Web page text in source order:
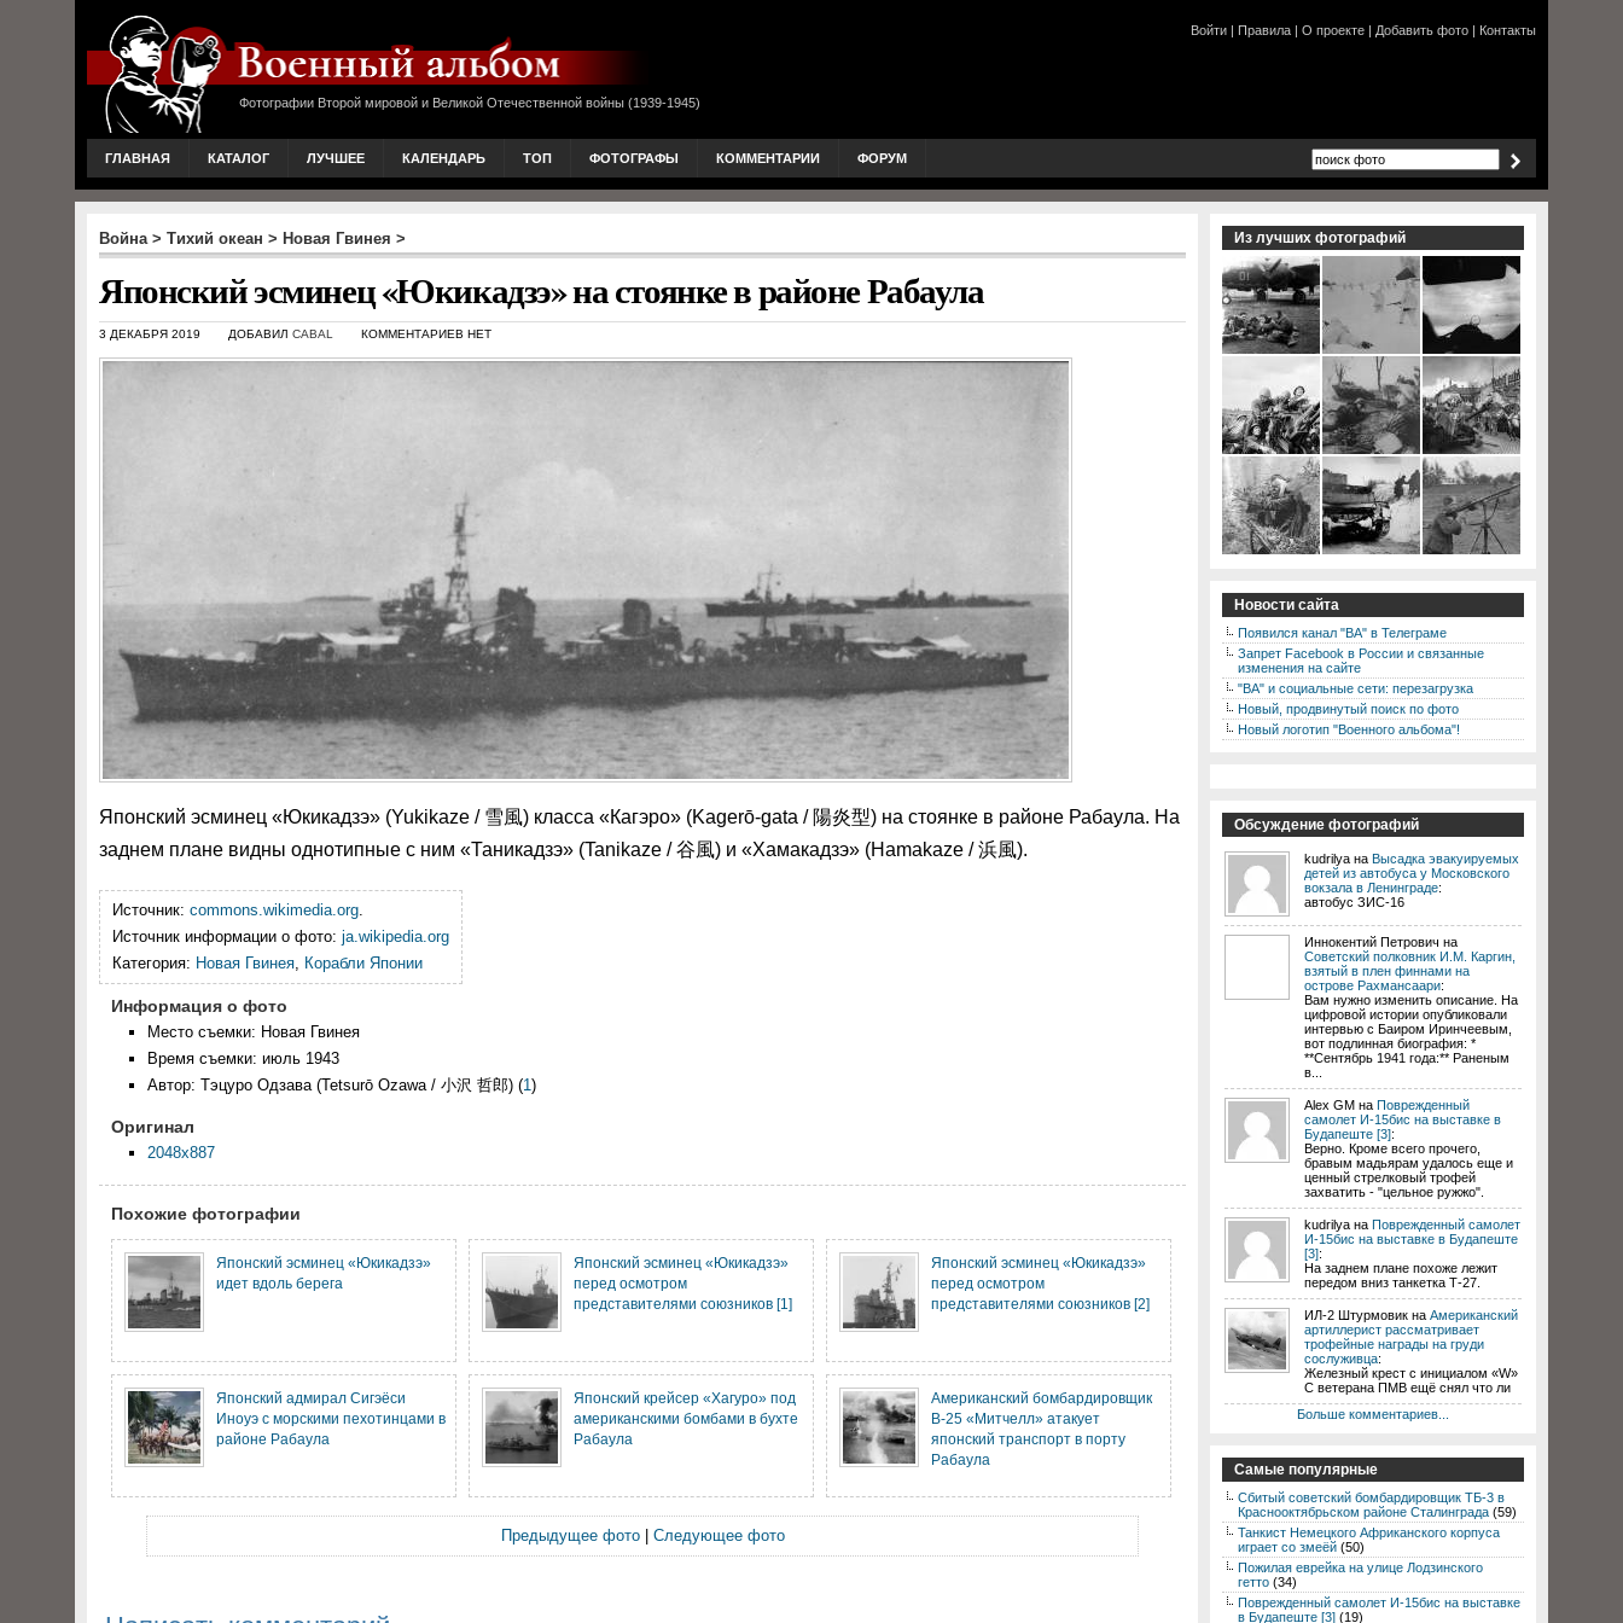
Фотографии Второй мировой и Великой Отечественной войны (1939-1945)
Войти | Правила | О проекте | Добавить фото | Контакты
ГЛАВНАЯ КАТАЛОГ ЛУЧШЕЕ КАЛЕНДАРЬ ТОП ФОТОГРАФЫ КОММЕНТАРИИ ФОРУМ
Война> Тихий океан > Новая Гвинея >
Японский эсминец «Юкикадзэ» на стоянке в районе Рабаула
3 ДЕКАБРЯ 2019 ДОБАВИЛ CABAL КОММЕНТАРИЕВ НЕТ
Японский эсминец «Юкикадзэ» (Yukikaze / 雪風) класса «Кагэро» (Kagerō-gata / 陽炎型) на стоянке в районе Рабаула. На
заднем плане видны однотипные с ним «Таникадзэ» (Tanikaze / 谷風) и «Хамакадзэ» (Hamakaze / 浜風).
Источник: commons.wikimedia.org.
Источник информации о фото: ja.wikipedia.org
Категория: Новая Гвинея, Корабли Японии
Информация о фото
Место съемки: Новая Гвинея
Время съемки: июль 1943
Автор: Тэцуро Одзава (Tetsurō Ozawa / 小沢 哲郎) (1)
Оригинал
2048x887
Похожие фотографии
Японский эсминец «Юкикадзэ»
идет вдоль берега
Японский эсминец «Юкикадзэ»
перед осмотром
представителями союзников [1]
Японский эсминец «Юкикадзэ»
перед осмотром
представителями союзников [2]
Японский адмирал Сигэёси
Иноуэ с морскими пехотинцами в
районе Рабаула
Японский крейсер «Хагуро» под
американскими бомбами в бухте
Рабаула
Американский бомбардировщик
B-25 «Митчелл» атакует
японский транспорт в порту
Рабаула
Предыдущее фото| Следующее фото
Из лучших фотографий
Новости сайта
Появился канал "ВА" в Телеграме
Запрет Facebook в России и связанные
изменения на сайте
"ВА" и социальные сети: перезагрузка
Новый, продвинутый поиск по фото
Новый логотип "Военного альбома"!
Обсуждение фотографий
kudrilya на Высадка эвакуируемых
детей из автобуса у Московского
вокзала в Ленинграде:
автобус ЗИС-16
Иннокентий Петрович на
Советский полковник И.М. Каргин,
взятый в плен финнами на
острове Рахмансаари:
Вам нужно изменить описание. На
цифровой истории опубликовали
интервью с Баиром Иринчеевым,
вот подлинная биография: *
**Сентябрь 1941 года:** Раненым
в...
Alex GM на Поврежденный
самолет И-15бис на выставке в
Будапеште [3]:
Верно. Кроме всего прочего,
бравым мадьярам удалось еще и
ценный стрелковый трофей
захватить - "цельное ружжо".
kudrilya на Поврежденный самолет
И-15бис на выставке в Будапеште
[3]:
На заднем плане похоже лежит
передом вниз танкетка Т-27.
ИЛ-2 Штурмовик на Американский
артиллерист рассматривает
трофейные награды на груди
сослуживца:
Железный крест с инициалом «W»
С ветерана ПМВ ещё снял что ли
Больше комментариев...
Самые популярные
Сбитый советский бомбардировщик ТБ-3 в
Краснооктябрьском районе Сталинграда (59)
Танкист Немецкого Африканского корпуса
играет со змеёй (50)
Пожилая еврейка на улице Лодзинского
гетто (34)
Поврежденный самолет И-15бис на выставке
в Будапеште [3] (19)